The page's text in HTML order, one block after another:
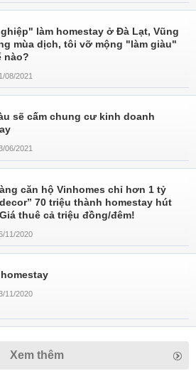
làm homestay ở Đà Lạt, Vũng
mùa dịch, tôi vỡ mộng "làm giàu"
nào?
08/2021
sẽ cấm chung cư kinh doanh
06/2021
căn hộ Vinhomes chỉ hơn 1 tỷ
70 triệu thành homestay hút
thuê cả triệu đồng/đêm!
11/2020
11/2020
Xem thêm